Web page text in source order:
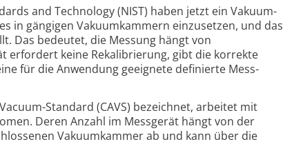
and Technology (NIST) haben jetzt ein Vakuum­
in gängigen Vakuum­kammern ein­zu­setzen, und das
Das bedeutet, die Messung hängt von
erfordert keine Rekalibrierung, gibt die korrekte
für die An­wendung geeignete definierte Mess­
Standard (CAVS) bezeichnet, arbeitet mit
Deren Anzahl im Messgerät hängt von der
Vakuumkammer ab und kann über die